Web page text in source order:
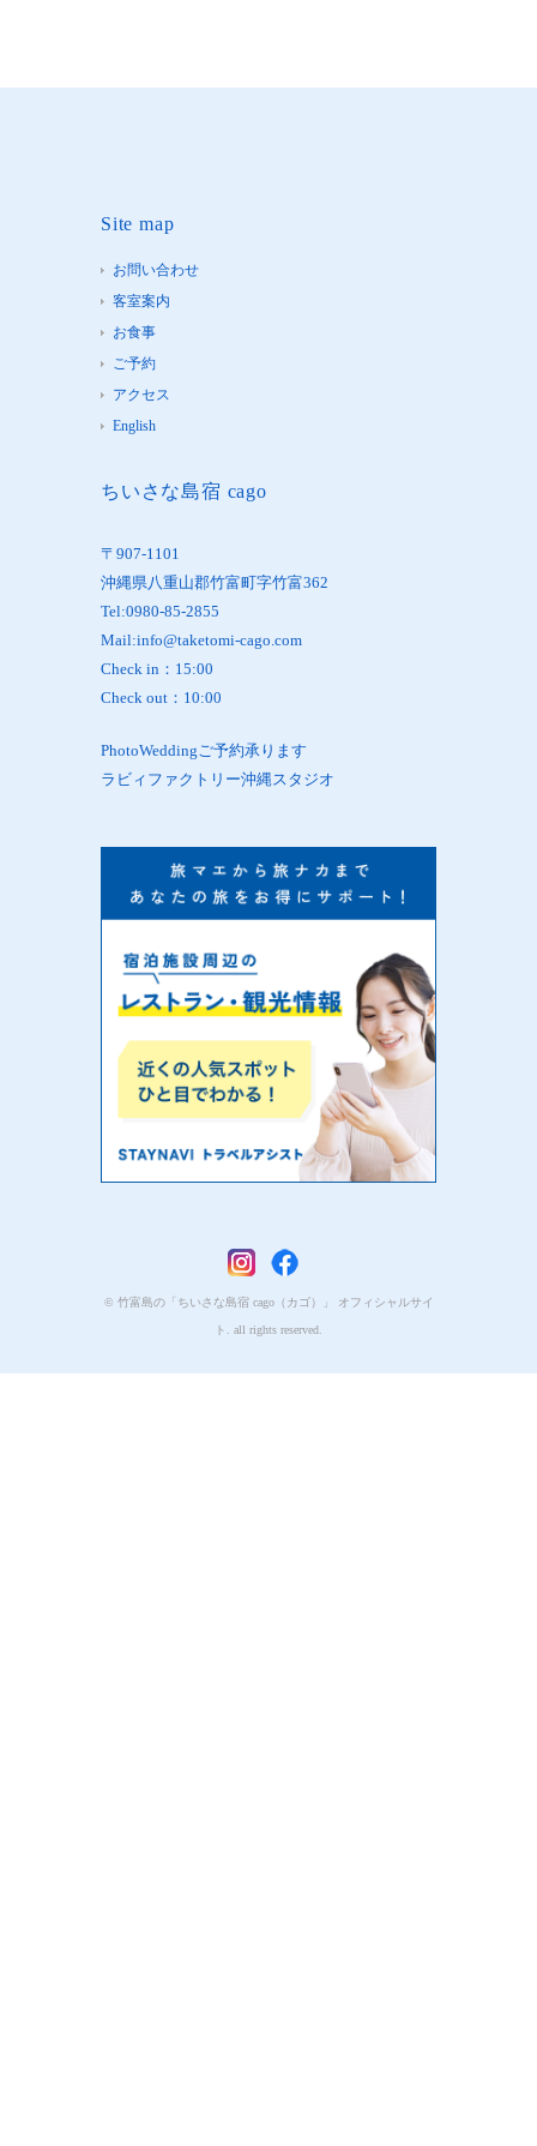
Site map
お問い合わせ
客室案内
お食事
ご予約
アクセス
English
ちいさな島宿 cago
〒907-1101
沖縄県八重山郡竹富町字竹富362
Tel:0980-85-2855
Mail:info@taketomi-cago.com
Check in：15:00
Check out：10:00
PhotoWeddingご予約承ります
ラビィファクトリー沖縄スタジオ
© 竹富島の「ちいさな島宿 cago（カゴ）」 オフィシャルサイ
ト. all rights reserved.